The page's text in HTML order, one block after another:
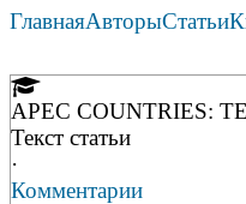
ГлавнаяАвторыСтатьи
APEC COUNTRIES:
Текст статьи
·
Комментарии